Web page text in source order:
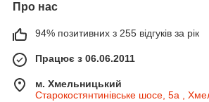
Про нас
94% позитивних з 255 відгуків за рік
Працює з 06.06.2011
м. Хмельницький
Старокостянтинівське шосе, 5а ,